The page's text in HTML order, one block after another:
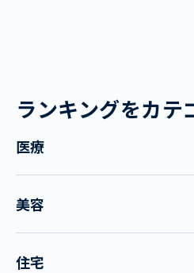
ランキングをカテ
医療
美容
住宅